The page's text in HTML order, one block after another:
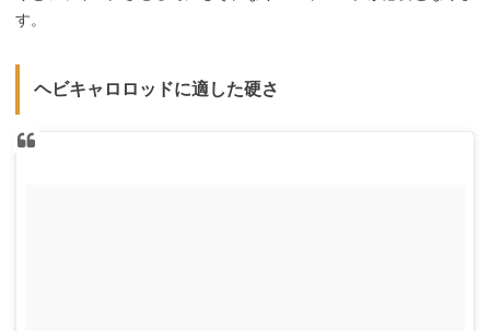
す。
ヘビキャロロッドに適した硬さ